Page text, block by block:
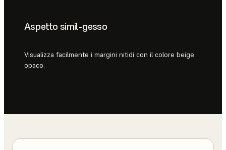
Aspetto simil-gesso
Visualizza facilmente i margini nitidi con il colore beige
opaco.